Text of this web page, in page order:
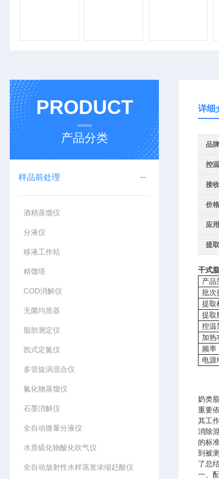
PRODUCT
产品分类
样品前处理
酒精蒸馏仪
分液仪
移液工作站
精馏塔
COD消解仪
无菌均质器
脂肪测定仪
凯式定氮仪
多管旋涡混合仪
氟化物蒸馏仪
石墨消解仪
全自动微量分液仪
水质硫化物酸化吹气仪
全自动放射性水样蒸发浓缩赶酸仪
详细
品牌
控
接
价
应
提
干式
产品
批次
提取
提取
控温
加热
频率
电源
奶类
重要
其工
消除
的标
到被
了总
一、